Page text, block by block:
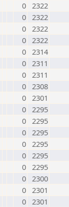
0 2322
0 2322
0 2322
0 2322
0 2314
0 2311
0 2311
0 2308
0 2301
0 2295
0 2295
0 2295
0 2295
0 2295
0 2295
0 2300
0 2301
0 2301